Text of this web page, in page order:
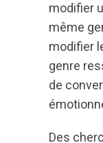
modifier
même
modifier
genre
de
Des